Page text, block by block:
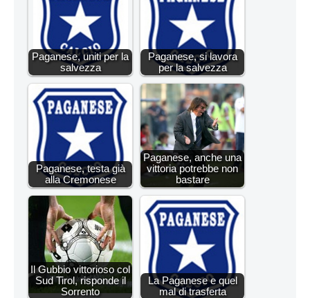
Paganese, uniti per la
salvezza
Paganese, si lavora
per la salvezza
Paganese, testa già
alla Cremonese
Paganese, anche una
vittoria potrebbe non
bastare
Il Gubbio vittorioso col
Sud Tirol, risponde il
Sorrento
La Paganese e quel
mal di trasferta